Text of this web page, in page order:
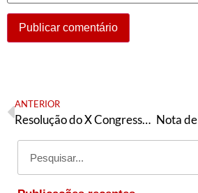
ANTERIOR
Resolução do X Congresso Nacional da AE